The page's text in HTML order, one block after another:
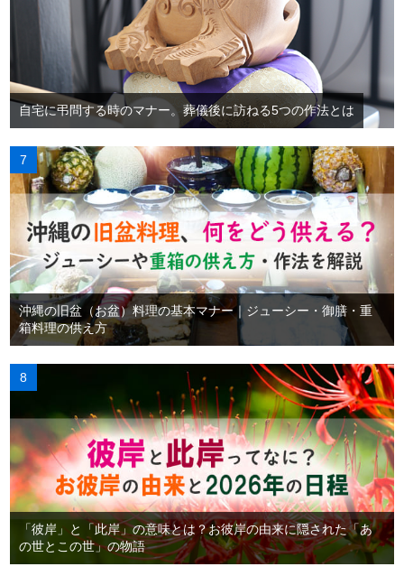
自宅に弔問する時のマナー。葬儀後に訪ねる5つの作法とは
沖縄の旧盆（お盆）料理の基本マナー｜ジューシー・御膳・重
箱料理の供え方
「彼岸」と「此岸」の意味とは？お彼岸の由来に隠された「あ
の世とこの世」の物語